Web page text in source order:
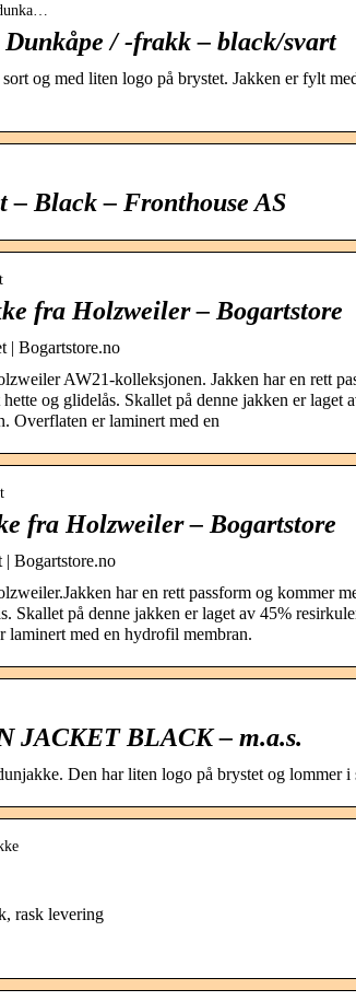
/ -frakk – black/svart
og med liten logo på brystet. Jakken er fylt
– Black – Fronthouse AS
fra Holzweiler – Bogartstore
| Bogartstore.no
AW21-kolleksjonen. Jakken har en rett
og glidelås. Skallet på denne jakken er laget
Overflaten er laminert med en
fra Holzweiler – Bogartstore
Bogartstore.no
har en rett passform og kommer
Skallet på denne jakken er laget av 45%
med en hydrofil membran.
JACKET BLACK – m.a.s.
Den har liten logo på brystet og lommer i
rask levering